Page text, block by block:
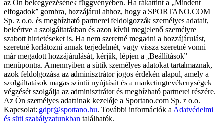
az Ön beleegyezésének függvényében. Ha rákattint a „Mindent
elfogadok” gombra, hozzájárul ahhoz, hogy a SPORTANO.COM
Sp. z o.o. és megbízható partnerei feldolgozzák személyes adatait,
beleértve a szolgáltatásban és azon kívül megjelenő személyre
szabott hirdetéseket is. Ha nem szeretné megadni a hozzájárulást,
szeretné korlátozni annak terjedelmét, vagy vissza szeretné vonni
már megadott hozzájárulását, kérjük, lépjen a „Beállítások”
menüpontra. Amennyiben a sütik személyes adatokat tartalmaznak,
azok feldolgozása az adminisztrátor jogos érdekén alapul, amely a
szolgáltatások magas szintű nyújtását és a marketingtevékenységek
végzését szolgálja az adminisztrátor és megbízható partnerei részére.
Az Ön személyes adatainak kezelője a Sportano.com Sp. z o.o.
Kapcsolat: gdpr@sportano.hu. További információk a Adatvédelmi
és süti szabályzatunkban találhatók.